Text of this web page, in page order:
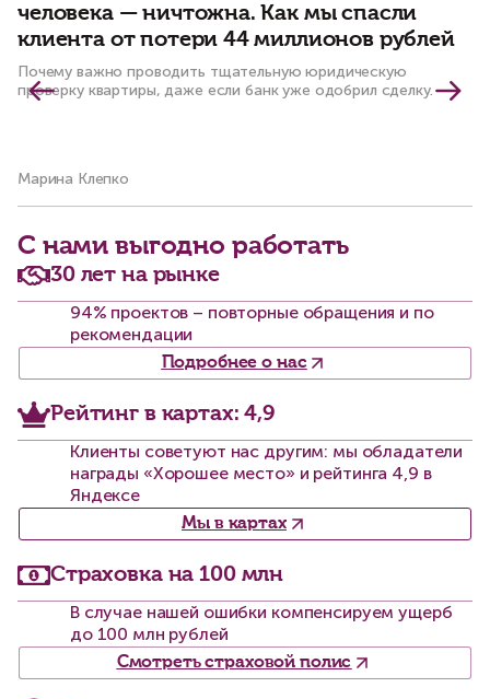
человека — ничтожна. Как мы спасли
клиента от потери 44 миллионов рублей
Почему важно проводить тщательную юридическую
проверку квартиры, даже если банк уже одобрил сделку.
Марина Клепко
С нами выгодно работать
30 лет на рынке
94% проектов – повторные обращения и по
рекомендации
Подробнее о нас
Рейтинг в картах: 4,9
Клиенты советуют нас другим: мы обладатели
награды «Хорошее место» и рейтинга 4,9 в
Яндексе
Мы в картах
Страховка на 100 млн
В случае нашей ошибки компенсируем ущерб
до 100 млн рублей
Смотреть страховой полис